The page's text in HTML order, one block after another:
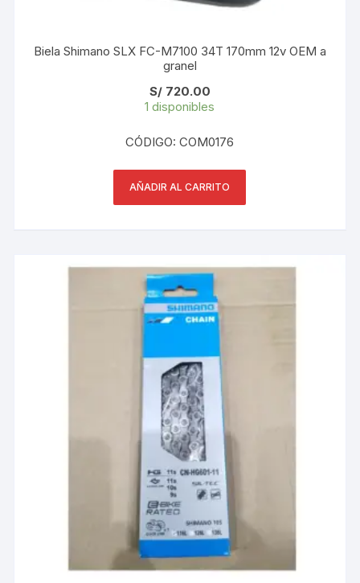
Biela Shimano SLX FC-M7100 34T 170mm 12v OEM a
granel
S/720.00
1 disponibles
CÓDIGO: COM0176
AÑADIR AL CARRITO